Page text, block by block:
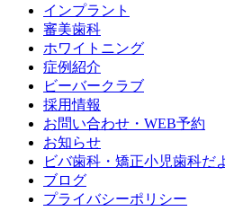
インプラント
審美歯科
ホワイトニング
症例紹介
ビーバークラブ
採用情報
お問い合わせ・WEB予約
お知らせ
ビバ歯科・矯正小児歯科だ
ブログ
プライバシーポリシー